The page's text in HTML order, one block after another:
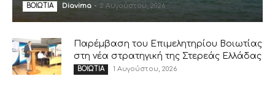
ΒΟΙΩΤΙΑ Diavima - 2 Αυγούστου, 2026
Παρέμβαση του Επιμελητηρίου Βοιωτίας
στη νέα στρατηγική της Στερεάς Ελλάδας
ΒΟΙΩΤΙΑ 1 Αυγούστου, 2026